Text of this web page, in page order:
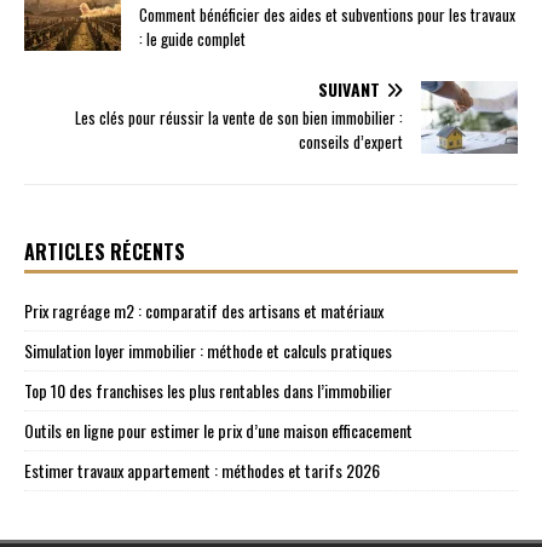
Comment bénéficier des aides et subventions pour les travaux
: le guide complet
SUIVANT
Les clés pour réussir la vente de son bien immobilier :
conseils d’expert
ARTICLES RÉCENTS
Prix ragréage m2 : comparatif des artisans et matériaux
Simulation loyer immobilier : méthode et calculs pratiques
Top 10 des franchises les plus rentables dans l’immobilier
Outils en ligne pour estimer le prix d’une maison efficacement
Estimer travaux appartement : méthodes et tarifs 2026